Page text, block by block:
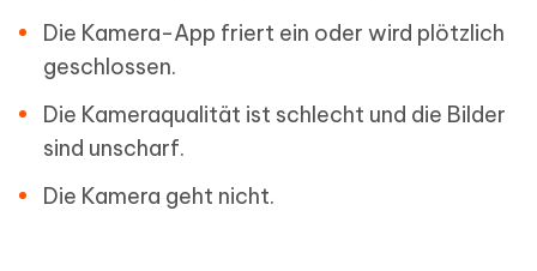
Die Kamera-App friert ein oder wird plötzlich
geschlossen.
Die Kameraqualität ist schlecht und die Bilder
sind unscharf.
Die Kamera geht nicht.